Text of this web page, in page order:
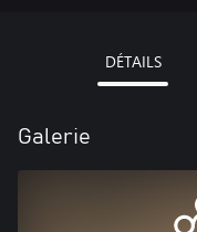
DÉTAILS
Galerie